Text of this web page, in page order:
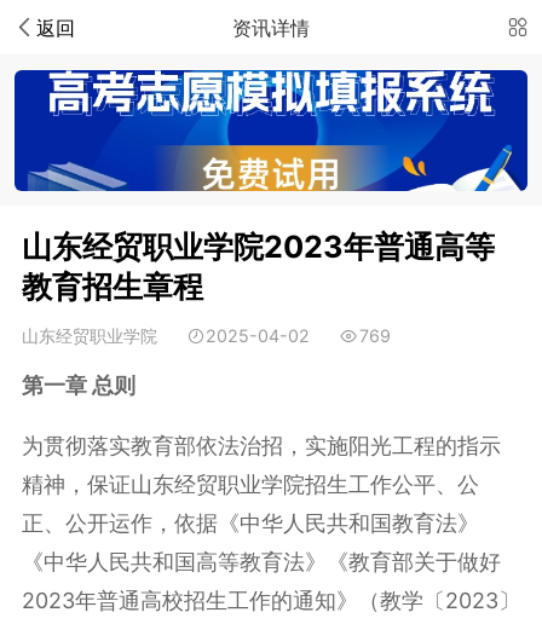
返回 资讯详情
山东经贸职业学院2023年普通高等
教育招生章程
山东经贸职业学院 2025-04-02 769
第一章 总则
为贯彻落实教育部依法治招，实施阳光工程的指示
精神，保证山东经贸职业学院招生工作公平、公
正、公开运作，依据《中华人民共和国教育法》
《中华人民共和国高等教育法》《教育部关于做好
2023年普通高校招生工作的通知》（教学〔2023〕